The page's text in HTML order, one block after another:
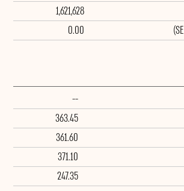
1,621,628
0.00
--
363.45
361.60
371.10
247.35